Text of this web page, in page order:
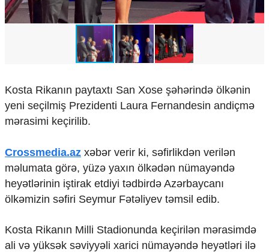
Diaspor
Yüksəliş hekayəsi
Mədəniyyətimizin Zəfəri
Zəfər Diasporu
Turizm
İqtisadiyyat
İqtisadi xəbərlər
Neft-qaz
Əmək və sosial siyasət
Kənd təsərrüfatı
Hərbi sənaye
Telekommunikasiya və nəqliyyat
Cəmiyyət
Kosta Rikanın paytaxtı San Xose şəhərində ölkənin
yeni seçilmiş Prezidenti Laura Fernandesin andiçmə
mərasimi keçirilib.
Crossmedia.az xəbər verir ki, səfirlikdən verilən
məlumata görə, yüzə yaxın ölkədən nümayəndə
heyətlərinin iştirak etdiyi tədbirdə Azərbaycanı
ölkəmizin səfiri Seymur Fətəliyev təmsil edib.
Kosta Rikanın Milli Stadionunda keçirilən mərasimdə
ali və yüksək səviyyəli xarici nümayəndə heyətləri ilə